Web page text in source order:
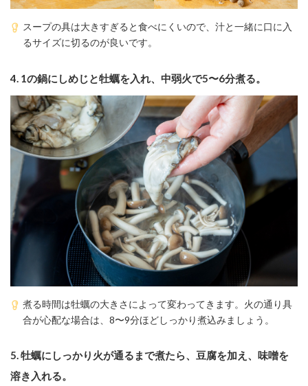
スープの具は大きすぎると食べにくいので、汁と一緒に口に入
るサイズに切るのが良いです。
4. 1の鍋にしめじと牡蠣を入れ、中弱火で5〜6分煮る。
煮る時間は牡蠣の大きさによって変わってきます。火の通り具
合が心配な場合は、8〜9分ほどしっかり煮込みましょう。
5.牡蠣にしっかり火が通るまで煮たら、豆腐を加え、味噌を
溶き入れる。